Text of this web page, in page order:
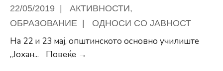
22/05/2019 | АКТИВНОСТИ,
ОБРАЗОВАНИЕ | ОДНОСИ СО ЈАВНОСТ
На 22 и 23 мај, општинското основно училиште
„Јохан... Повеќе →